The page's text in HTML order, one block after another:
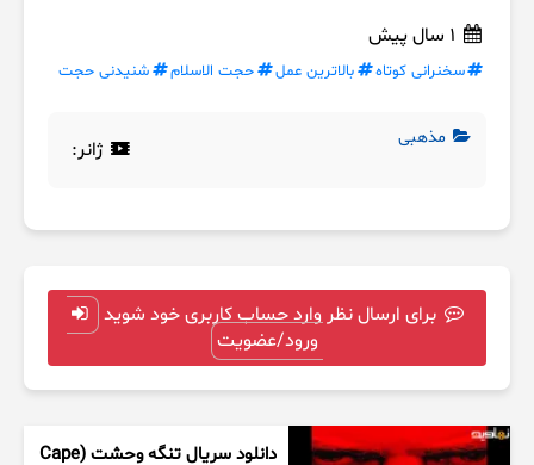
سخنرانی کوتاه بالاترین عمل حجت الاسلام شنیدنی حجت
مذهبی ژانر:
برای ارسال نظر وارد حساب کاربری خود شوید
ورود/عضویت
دانلود سریال تنگه وحشت (Cape